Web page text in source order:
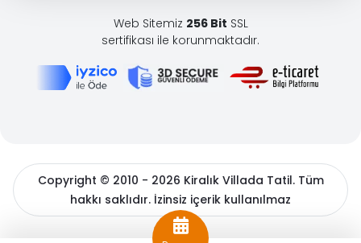
Web Sitemiz 256 Bit SSL
sertifikası ile korunmaktadır.
Copyright © 2010 - 2026 Kiralık Villada Tatil. Tüm
hakkı saklıdır. İzinsiz içerik kullanılmaz
BöcekSoft